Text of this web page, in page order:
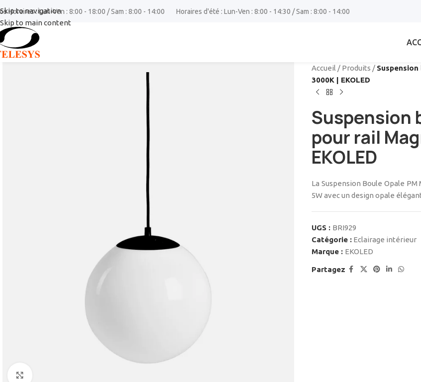
Skip to navigation
Skip to main content
Horaires : Lun-Ven : 8:00 - 18:00 / Sam : 8:00 - 14:00 Horaires d'été : Lun-Ven : 8:00 - 14:30 / Sam : 8:00 - 14:00
Accueil / Produits /
3000K | EKOLED
Suspension
pour rail
EKOLED
La Suspension Boule Opale
5W avec un design opale
UGS : BRI929
Catégorie : Eclairage intérieur
Marque : EKOLED
Partagez